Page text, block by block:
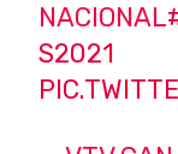
NACIONAL
S2021